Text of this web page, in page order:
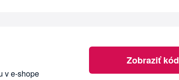
v e-shope
Zobraziť kód